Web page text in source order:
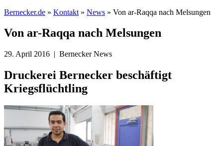
Bernecker.de » Kontakt » News » Von ar-Raqqa nach Melsungen
Von ar-Raqqa nach Melsungen
29. April 2016 | Bernecker News
Druckerei Bernecker beschäftigt
Kriegsflüchtling